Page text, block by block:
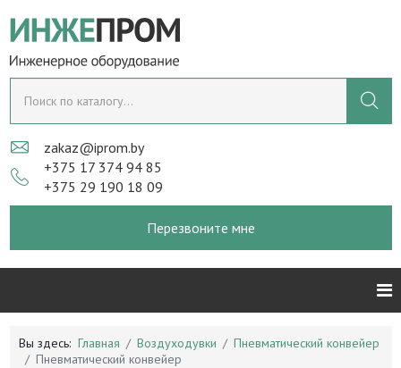
zakaz@iprom.by
+375 17 374 94 85
+375 29 190 18 09
Перезвоните мне
Вы здесь: Главная Воздуходувки
Пневматический конвейер
Пневматический конвейер